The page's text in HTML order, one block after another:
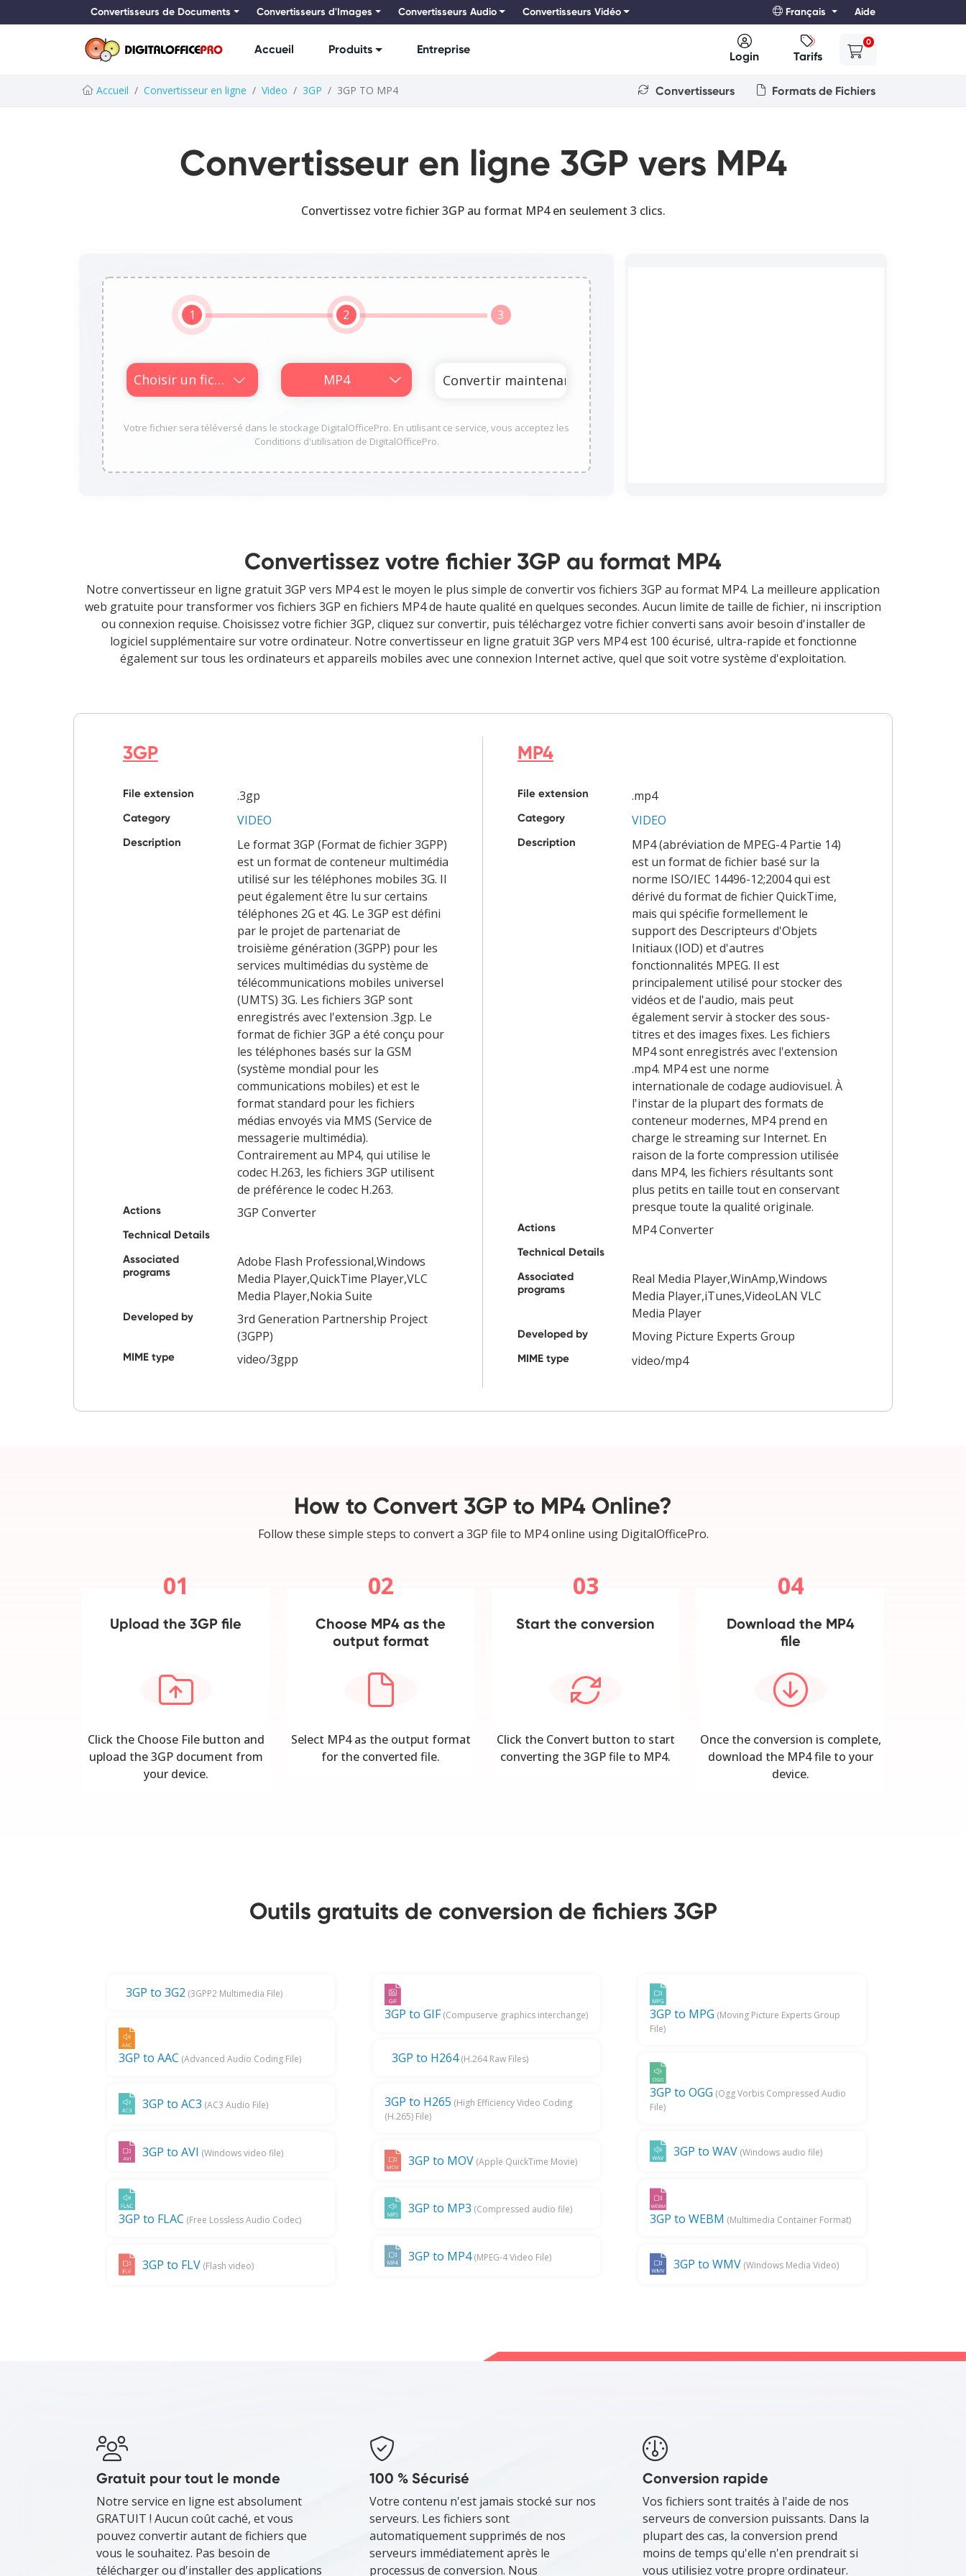
Convertisseurs de Documents Convertisseurs d'Images Convertisseurs Audio Convertisseurs Vidéo Français Aide
Accueil Produits Entreprise
Login Tarifs
0
Accueil Convertisseur en ligne Video 3GP 3GP TO MP4 Convertisseurs Formats de Fichiers
Convertisseur en ligne 3GP vers MP4
Convertissez votre fichier 3GP au format MP4 en seulement 3 clics.
1
Choisir un fichier
2 3
Votre fichier sera téléversé dans le stockage DigitalOfficePro. En utilisant ce service, vous acceptez les
Conditions d'utilisation de DigitalOfficePro.
Convertissez votre fichier 3GP au format MP4
Notre convertisseur en ligne gratuit 3GP vers MP4 est le moyen le plus simple de convertir vos fichiers 3GP au format MP4. La meilleure application
web gratuite pour transformer vos fichiers 3GP en fichiers MP4 de haute qualité en quelques secondes. Aucun limite de taille de fichier, ni inscription
ou connexion requise. Choisissez votre fichier 3GP, cliquez sur convertir, puis téléchargez votre fichier converti sans avoir besoin d'installer de
logiciel supplémentaire sur votre ordinateur. Notre convertisseur en ligne gratuit 3GP vers MP4 est 100 écurisé, ultra-rapide et fonctionne
également sur tous les ordinateurs et appareils mobiles avec une connexion Internet active, quel que soit votre système d'exploitation.
3GP
File extension .3gp
Category VIDEO
Description
Le format 3GP (Format de fichier 3GPP)
est un format de conteneur multimédia
utilisé sur les téléphones mobiles 3G. Il
peut également être lu sur certains
téléphones 2G et 4G. Le 3GP est défini
par le projet de partenariat de
troisième génération (3GPP) pour les
services multimédias du système de
télécommunications mobiles universel
(UMTS) 3G. Les fichiers 3GP sont
enregistrés avec l'extension .3gp. Le
format de fichier 3GP a été conçu pour
les téléphones basés sur la GSM
(système mondial pour les
communications mobiles) et est le
format standard pour les fichiers
médias envoyés via MMS (Service de
messagerie multimédia).
Contrairement au MP4, qui utilise le
codec H.263, les fichiers 3GP utilisent
de préférence le codec H.263.
Actions 3GP Converter
Technical Details
Associated
programs
Adobe Flash Professional,Windows
Media Player,QuickTime Player,VLC
Media Player,Nokia Suite
Developed by
3rd Generation Partnership Project
(3GPP)
MIME type video/3gpp
MP4
File extension .mp4
Category VIDEO
Description
MP4 (abréviation de MPEG-4 Partie 14)
est un format de fichier basé sur la
norme ISO/IEC 14496-12;2004 qui est
dérivé du format de fichier QuickTime,
mais qui spécifie formellement le
support des Descripteurs d'Objets
Initiaux (IOD) et d'autres
fonctionnalités MPEG. Il est
principalement utilisé pour stocker des
vidéos et de l'audio, mais peut
également servir à stocker des sous-
titres et des images fixes. Les fichiers
MP4 sont enregistrés avec l'extension
.mp4. MP4 est une norme
internationale de codage audiovisuel. À
l'instar de la plupart des formats de
conteneur modernes, MP4 prend en
charge le streaming sur Internet. En
raison de la forte compression utilisée
dans MP4, les fichiers résultants sont
plus petits en taille tout en conservant
presque toute la qualité originale.
Actions MP4 Converter
Technical Details
Associated
programs
Real Media Player,WinAmp,Windows
Media Player,iTunes,VideoLAN VLC
Media Player
Developed by Moving Picture Experts Group
MIME type video/mp4
How to Convert 3GP to MP4 Online?
Follow these simple steps to convert a 3GP file to MP4 online using DigitalOfficePro.
01
Upload the 3GP file
Click the Choose File button and
upload the 3GP document from
your device.
02
Choose MP4 as the
output format
Select MP4 as the output format
for the converted file.
03
Start the conversion
Click the Convert button to start
converting the 3GP file to MP4.
04
Download the MP4
file
Once the conversion is complete,
download the MP4 file to your
device.
Outils gratuits de conversion de fichiers 3GP
3GP to 3G2 (3GPP2 Multimedia File)
3GP to AAC (Advanced Audio Coding File)
3GP to AC3 (AC3 Audio File)
3GP to AVI (Windows video file)
3GP to FLAC (Free Lossless Audio Codec)
3GP to FLV (Flash video)
3GP to GIF(Compuserve graphics interchange)
3GP to H264(H.264 Raw Files)
3GP to H265 (High Efficiency Video Coding
(H.265) File)
3GP to MOV (Apple QuickTime Movie)
3GP to MP3 (Compressed audio file)
3GP to MP4(MPEG-4 Video File)
3GP to MPG (Moving Picture Experts Group
File)
3GP to OGG (Ogg Vorbis Compressed Audio
File)
3GP to WAV (Windows audio file)
3GP to WEBM (Multimedia Container Format)
3GP to WMV (Windows Media Video)
Gratuit pour tout le monde
Notre service en ligne est absolument
GRATUIT ! Aucun coût caché, et vous
pouvez convertir autant de fichiers que
vous le souhaitez. Pas besoin de
télécharger ou d'installer des applications
100 % Sécurisé
Votre contenu n'est jamais stocké sur nos
serveurs. Les fichiers sont
automatiquement supprimés de nos
serveurs immédiatement après le
processus de conversion. Nous
Conversion rapide
Vos fichiers sont traités à l'aide de nos
serveurs de conversion puissants. Dans la
plupart des cas, la conversion prend
moins de temps qu'elle n'en prendrait si
vous utilisiez votre propre ordinateur.